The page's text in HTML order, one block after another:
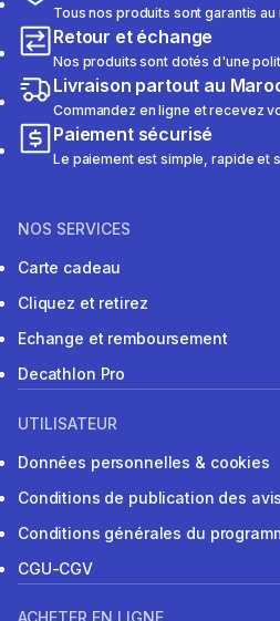
Tous nos produits sont garantis au
Retour et échange
Nos produits sont dotés d'une
Livraison partout au
Commandez en ligne et recevez
Paiement sécurisé
Le paiement est simple, rapide et
NOS SERVICES
Carte cadeau
Cliquez et retirez
Echange et remboursement
Decathlon Pro
UTILISATEUR
Données personnelles & cookies
Conditions de publication des avis
Conditions générales du
CGU-CGV
ACHETER EN LIGNE